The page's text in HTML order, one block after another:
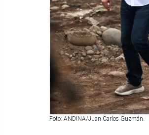
Foto: ANDINA/Juan Carlos Guzmán.